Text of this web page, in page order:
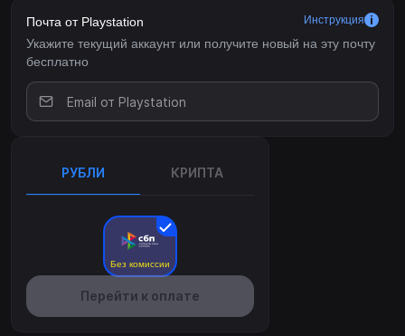
Почта от Playstation
Укажите текущий аккаунт или получите новый на эту почту
бесплатно
Инструкция
РУБЛИ КРИПТА
Без комиссии
Перейти к оплате